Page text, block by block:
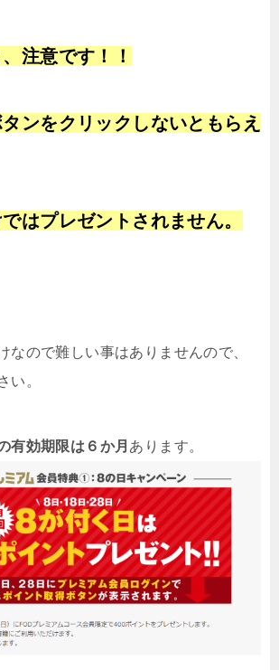
注意です！！
ンをクリックしないともらえ
はプレゼントされません。
なので難しい事はありませんので、
い。
有効期限は６か月 あります。